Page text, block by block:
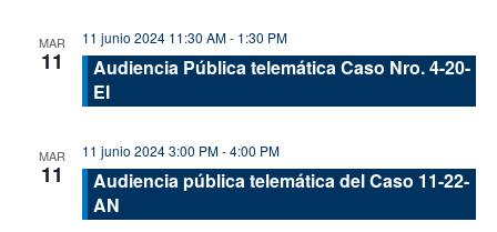
MAR
11
11 junio 2024 11:30 AM- 1:30 PM
Audiencia Pública telemática Caso Nro. 4-20-
EI
MAR
11
11 junio 2024 3:00 PM-4:00 PM
Audiencia pública telemática del Caso 11-22-
AN